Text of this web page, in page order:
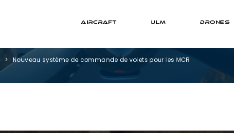
AIRCRAFT ULM DRONES
Nouveau système de commande de volets pour les MCR